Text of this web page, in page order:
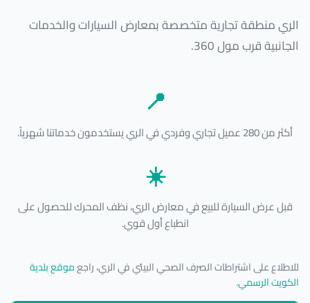
الري منطقة تجارية متخصصة بمعارض السيارات والخدمات
الجانبية قرب مول 360.
📍
أكثر من 280 عميل تجاري وفردي في الري يستخدمون خدماتنا شهرياً.
☀️
قبل عرض السيارة للبيع في معارض الري، نظف المحرك للحصول على
انطباع أول قوي.
للاطلاع على اشتراطات الصرف الصحي البيئي في الري، راجعموقع بلدية
الكويت الرسمي.